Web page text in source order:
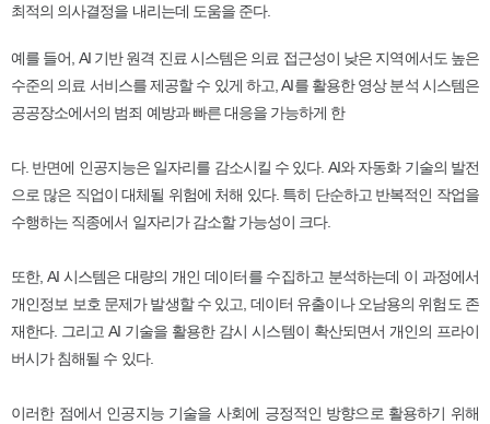
최적의 의사결정을 내리는데 도움을 준다.
예를 들어, AI 기반 원격 진료 시스템은 의료 접근성이 낮은 지역에서도 높은
수준의 의료 서비스를 제공할 수 있게 하고, AI를 활용한 영상 분석 시스템은
공공장소에서의 범죄 예방과 빠른 대응을 가능하게 한
다. 반면에 인공지능은 일자리를 감소시킬 수 있다. AI와 자동화 기술의 발전
으로 많은 직업이 대체될 위험에 처해 있다. 특히 단순하고 반복적인 작업을
수행하는 직종에서 일자리가 감소할 가능성이 크다.
또한, AI 시스템은 대량의 개인 데이터를 수집하고 분석하는데 이 과정에서
개인정보 보호 문제가 발생할 수 있고, 데이터 유출이나 오남용의 위험도 존
재한다. 그리고 AI 기술을 활용한 감시 시스템이 확산되면서 개인의 프라이
버시가 침해될 수 있다.
이러한 점에서 인공지능 기술을 사회에 긍정적인 방향으로 활용하기 위해